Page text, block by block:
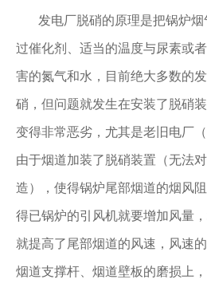
发电厂脱硝的原理是把锅炉烟
过催化剂、适当的温度与尿素或
害的氮气和水，目前绝大多数的
硝，但问题就发生在安装了脱硝
变得非常恶劣，尤其是老旧电厂
由于烟道加装了脱硝装置（无法
造），使得锅炉尾部烟道的烟风
得已锅炉的引风机就要增加风量
就提高了尾部烟道的风速，风速
烟道支撑杆、烟道壁板的磨损上